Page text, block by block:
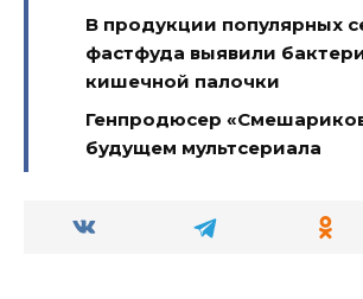
В продукции популярных
фастфуда выявили
кишечной палочки
Генпродюсер
будущем мультсериала